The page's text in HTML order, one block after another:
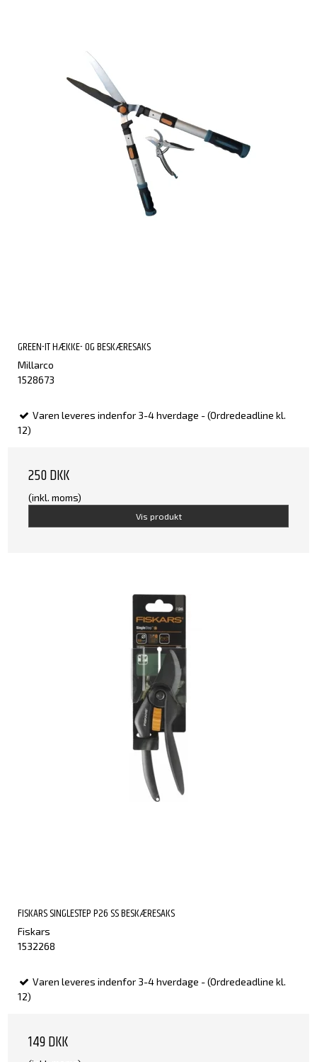
GREEN-IT HÆKKE- OG BESKÆRESAKS
Millarco
1528673
Varen leveres indenfor 3-4 hverdage - (Ordredeadline kl.
12)
250 DKK
(inkl. moms)
Vis produkt
FISKARS SINGLESTEP P26 SS BESKÆRESAKS
Fiskars
1532268
Varen leveres indenfor 3-4 hverdage - (Ordredeadline kl.
12)
149 DKK